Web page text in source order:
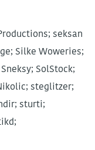
seksan
Silke Woweries;
SolStock;
steglitzer;
sturti;